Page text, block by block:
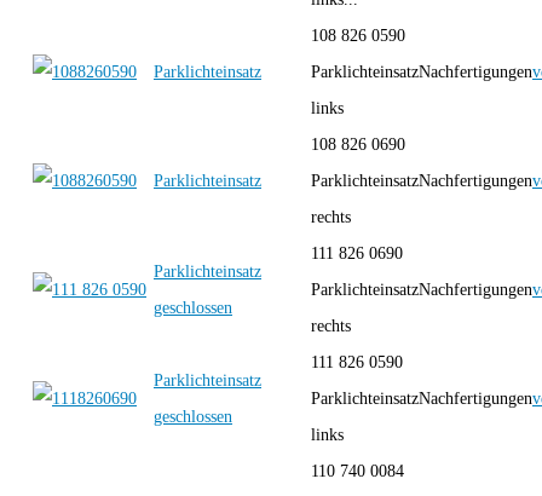
Parklichteinsatz
108 826 0590
Parklichteinsatz
links
Nachfertigungen
Parklichteinsatz
108 826 0690
Parklichteinsatz
rechts
Nachfertigungen
Parklichteinsatz
geschlossen
111 826 0690
Parklichteinsatz
rechts
Nachfertigungen
Parklichteinsatz
geschlossen
111 826 0590
Parklichteinsatz
links
Nachfertigungen
110 740 0084